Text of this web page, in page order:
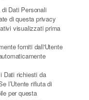
Dati Personali
di questa privacy
visualizzati prima
forniti dall'Utente
Dati richiesti da
l’Utente rifiuta di
per questa